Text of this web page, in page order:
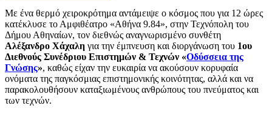
Με ένα θερμό χειροκρότημα αντάμειψε ο κόσμος που για 12 ώρες
κατέκλυσε το Αμφιθέατρο «Αθήνα 9.84», στην Τεχνόπολη του
Δήμου Αθηναίων, τον διεθνώς αναγνωρισμένο συνθέτη
Αλέξανδρο Χάχαλη για την έμπνευση και διοργάνωση του 1ου
Διεθνούς Συνέδριου Επιστημών & Τεχνών «Οδύσσεια της
Γνώσης», καθώς είχαν την ευκαιρία να ακούσουν κορυφαία
ονόματα της παγκόσμιας επιστημονικής κοινότητας, αλλά και να
παρακολουθήσουν καταξιωμένους ανθρώπους του πνεύματος και
των τεχνών.